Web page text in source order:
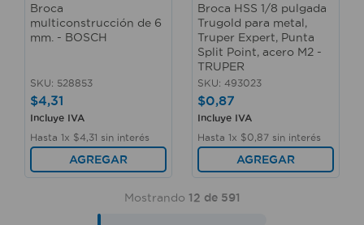
Broca
multiconstrucción de 6
mm. - BOSCH
SKU: 528853
$4,31
Incluye IVA
Hasta 1x $4 31 sin interés
AGREGAR
Broca HSS 1/8 pulgada
Trugold para metal,
Truper Expert, Punta
Split Point, acero M2 -
TRUPER
SKU: 493023
$0,87
Incluye IVA
Hasta 1x $0 87 sin interés
AGREGAR
Mostrando 12 de 591